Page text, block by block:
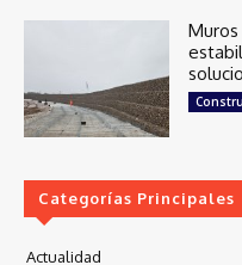
Categorías Principales
Actualidad